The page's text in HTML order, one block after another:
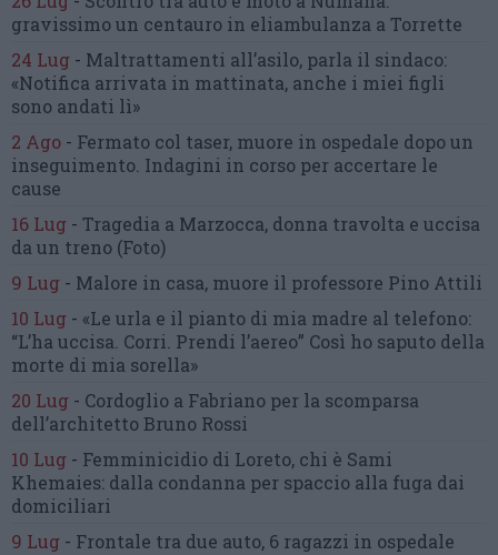
gravissimo un centauro in eliambulanza a Torrette
24 Lug - Maltrattamenti all’asilo, parla il sindaco:
«Notifica arrivata in mattinata, anche i miei figli
sono andati lì»
2 Ago - Fermato col taser, muore in ospedale dopo un
inseguimento. Indagini in corso per accertare le
cause
16 Lug - Tragedia a Marzocca, donna travolta e uccisa
da un treno (Foto)
9 Lug - Malore in casa, muore il professore Pino Attili
10 Lug - «Le urla e il pianto di mia madre al telefono:
“L’ha uccisa. Corri. Prendi l’aereo” Così ho saputo della
morte di mia sorella»
20 Lug - Cordoglio a Fabriano per la scomparsa
dell’architetto Bruno Rossi
10 Lug - Femminicidio di Loreto, chi è Sami
Khemaies: dalla condanna per spaccio alla fuga dai
domiciliari
9 Lug - Frontale tra due auto, 6 ragazzi in ospedale